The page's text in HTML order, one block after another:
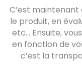
C’est
le produit, en
etc… Ensuite,
en fonction de
c’est la